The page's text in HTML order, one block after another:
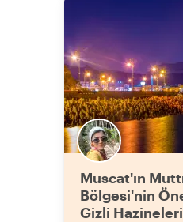
Muscat'ın
Bölgesi'nin
Gizli Hazineleri